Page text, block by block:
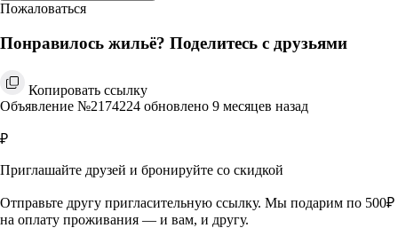
Пожаловаться
Понравилось жильё? Поделитесь с друзьями
Копировать ссылку
Объявление №2174224 обновлено 9 месяцев назад
₽
Приглашайте друзей и бронируйте со скидкой
Отправьте другу пригласительную ссылку. Мы подарим по 500₽
на оплату проживания — и вам, и другу.